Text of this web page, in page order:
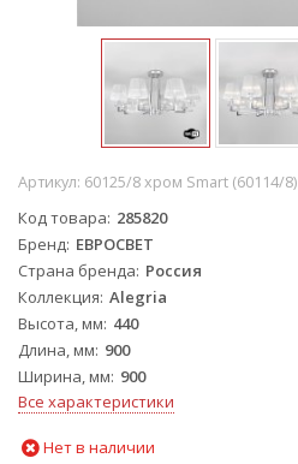
Артикул: 60125/8 хром Smart (60114/8)
Код товара 285820
Бренд ЕВРОСВЕТ
Страна бренда Россия
Коллекция Alegria
Высота, мм 440
Длина, мм 900
Ширина, мм 900
Все характеристики
Нет в наличии